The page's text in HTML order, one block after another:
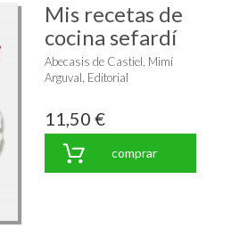
Mis recetas de
cocina sefardí
Abecasis de Castiel, Mimí
Arguval, Editorial
11,50 €
comprar